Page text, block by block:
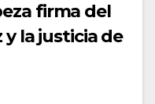
firma del
y la justicia de